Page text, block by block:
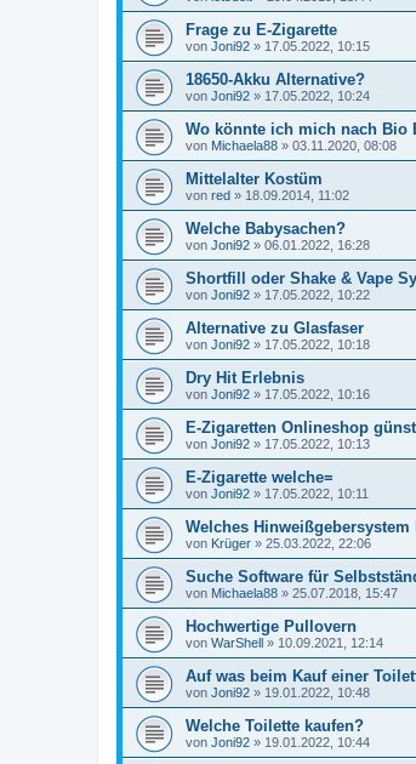
Frage zu E-Zigarette
von Joni92 » 17.05.2022, 10:15
18650-Akku Alternative?
von Joni92 » 17.05.2022, 10:24
Wo könnte ich mich nach Bio
von Michaela88 » 03.11.2020, 08:08
Mittelalter Kostüm
von red » 18.09.2014, 11:02
Welche Babysachen?
von Joni92 » 06.01.2022, 16:28
Shortfill oder Shake & Vape
von Joni92 » 17.05.2022, 10:22
Alternative zu Glasfaser
von Joni92 » 17.05.2022, 10:18
Dry Hit Erlebnis
von Joni92 » 17.05.2022, 10:16
E-Zigaretten Onlineshop
von Joni92 » 17.05.2022, 10:13
E-Zigarette welche=
von Joni92 » 17.05.2022, 10:11
Welches
von Krüger » 25.03.2022, 22:06
Suche Software für
von Michaela88 » 25.07.2018, 15:47
Hochwertige Pullovern
von WarShell » 10.09.2021, 12:14
Auf was beim Kauf einer
von Joni92 » 19.01.2022, 10:48
Welche Toilette kaufen?
von Joni92 » 19.01.2022, 10:44